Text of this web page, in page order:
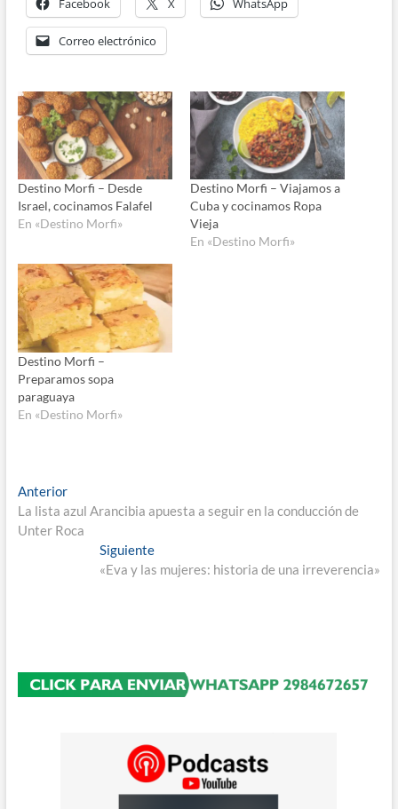
Correo electrónico
Destino Morfi – Desde
Israel, cocinamos Falafel
En «Destino Morfi»
Destino Morfi – Viajamos a
Cuba y cocinamos Ropa
Vieja
En «Destino Morfi»
Destino Morfi –
Preparamos sopa
paraguaya
En «Destino Morfi»
Navegación
de
entradas
AnteriorEntrada
anterior:
La lista azul Arancibia apuesta a seguir en la conducción de
Unter Roca
SiguienteEntrada
siguiente:
«Eva y las mujeres: historia de una irreverencia»